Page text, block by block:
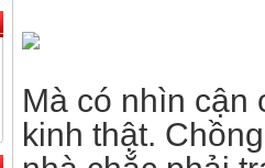
Mà có nhìn cận
kinh thật.